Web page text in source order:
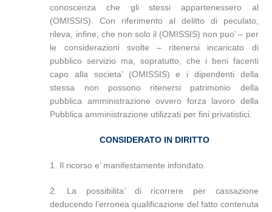
conoscenza che gli stessi appartenessero al
(OMISSIS). Con riferimento al delitto di peculato,
rileva, infine, che non solo il (OMISSIS) non puo’ – per
le considerazioni svolte – ritenersi incaricato di
pubblico servizio ma, sopratutto, che i beni facenti
capo alla societa’ (OMISSIS) e i dipendenti della
stessa non possono ritenersi patrimonio della
pubblica amministrazione ovvero forza lavoro della
Pubblica amministrazione utilizzati per fini privatistici.
CONSIDERATO IN DIRITTO
1. Il ricorso e’ manifestamente infondato.
2. La possibilita’ di ricorrere per cassazione
deducendo l’erronea qualificazione del fatto contenuta